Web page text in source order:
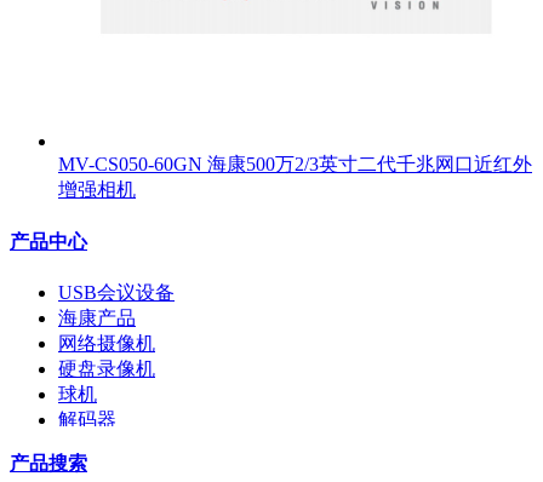
MV-CS050-60GN 海康500万2/3英寸二代千兆网口近红外
增强相机
产品中心
USB会议设备
海康产品
网络摄像机
硬盘录像机
球机
解码器
配件
产品搜索